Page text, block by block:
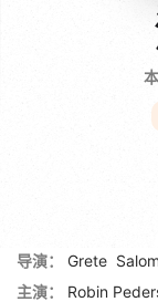
导演： Grete
主演：
Robin